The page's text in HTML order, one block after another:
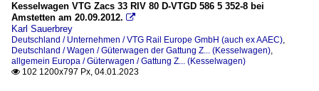
Kesselwagen VTG Zacs 33 RIV 80 D-VTGD 586 5 352-8 bei
Amstetten am 20.09.2012. 
Karl Sauerbrey
Deutschland / Unternehmen / VTG Rail Europe GmbH (auch ex AAEC),
Deutschland / Wagen / Güterwagen der Gattung Z... (Kesselwagen),
allgemein Europa / Güterwagen / Gattung Z... (Kesselwagen)
 102 1200x797 Px, 04.01.2023